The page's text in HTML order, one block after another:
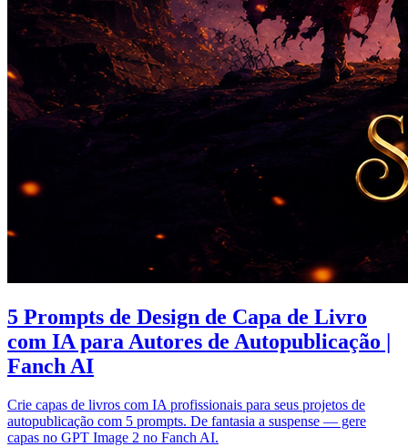
5 Prompts de Design de Capa de Livro
com IA para Autores de Autopublicação |
Fanch AI
Crie capas de livros com IA profissionais para seus projetos de
autopublicação com 5 prompts. De fantasia a suspense — gere
capas no GPT Image 2 no Fanch AI.